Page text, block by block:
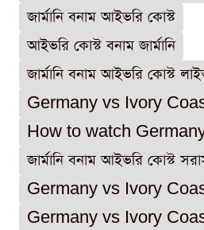
জার্মানি বনাম আইভরি কোস্ট
আইভরি কোস্ট বনাম জার্মানি
জার্মানি বনাম আইভরি কোস্ট
Germany vs Ivory
How to watch
জার্মানি বনাম আইভরি কোস্ট
Germany vs Ivory
Germany vs Ivory